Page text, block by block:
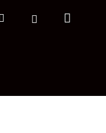
Hledat Přihlášení